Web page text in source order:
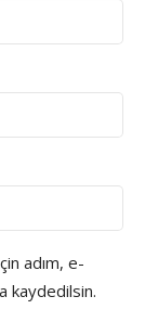
adım, e-
kaydedilsin.